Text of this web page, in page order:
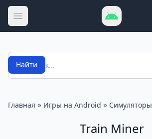
Открыть меню
Поиск
Найти
Главная » Игры на Android » Симуляторы
Train Miner